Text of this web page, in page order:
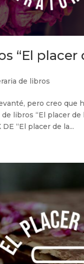
“El
de libros
pero creo que
libros “El placer
“El placer de la...